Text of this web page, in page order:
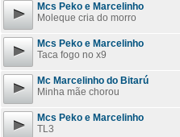
Mcs Peko e Marcelinho
Moleque cria do morro
Mcs Peko e Marcelinho
Taca fogo no x9
Mc Marcelinho do Bitarú
Minha mãe chorou
Mcs Peko e Marcelinho
TL3